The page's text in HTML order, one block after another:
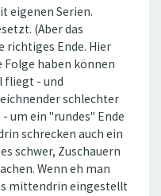
eigenen Serien.
(Aber das
richtiges Ende. Hier
haben können
fliegt - und
schlechter
um ein "rundes" Ende
schrecken auch ein
schwer, Zuschauern
Wenn eh man
mittendrin eingestellt